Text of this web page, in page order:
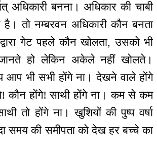
अधिकारी बनना। अधिकार की चाबी
तो नम्बरवन अधिकारी कौन बनता
गेट पहले कौन खोलता, उसको भी
हो लेकिन अकेले नहीं खोलते।
भी सभी होंगे ना। देखने वाले होंगे
कौन होंगे! साथी होंगे ना। कम से कम
तो होंगे ना। खुशियों की पुष्प वर्षा
समय की समीपता को देख हर बच्चे का